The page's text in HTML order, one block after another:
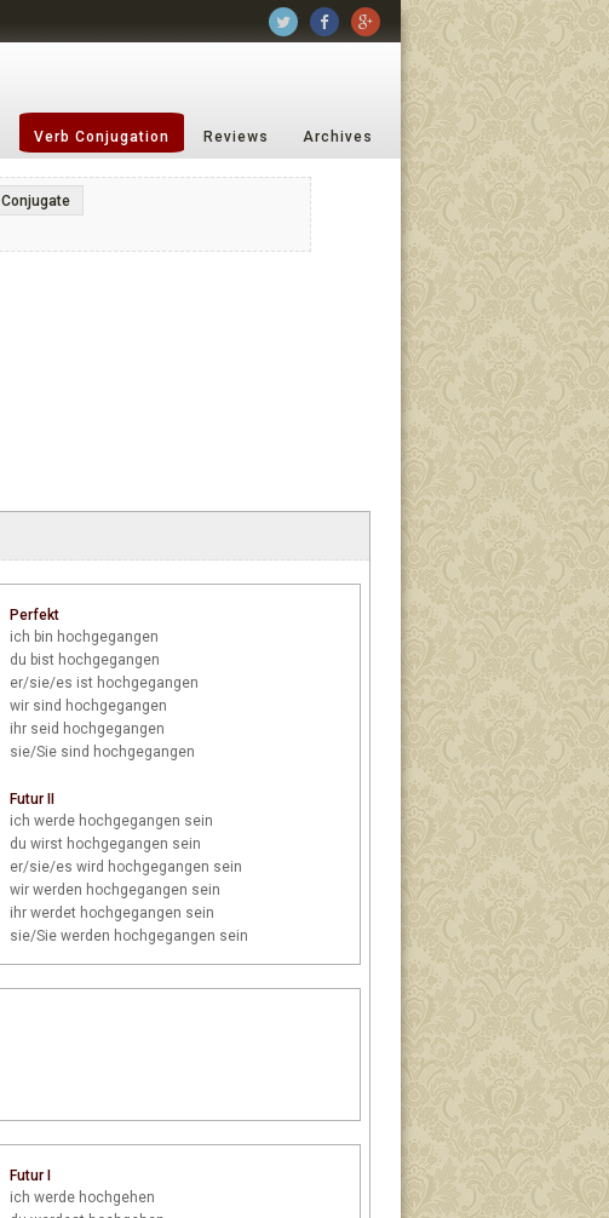
Verb Conjugation Reviews Archives
Conjugate
Perfekt
ich bin hochgegangen
du bist hochgegangen
er/sie/es ist hochgegangen
wirsind hochgegangen
ihrseid hochgegangen
sie/Siesind hochgegangen
Futur II
ich werde hochgegangen sein
du wirst hochgegangen sein
er/sie/es wird hochgegangen sein
wirwerden hochgegangen sein
ihrwerdet hochgegangen sein
sie/Siewerden hochgegangen sein
Futur I
ich werde hochgehen